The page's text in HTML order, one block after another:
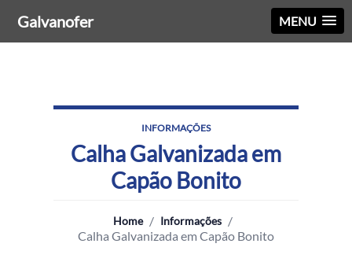
Galvanofer MENU
INFORMAÇÕES
Calha Galvanizada em
Capão Bonito
Home / Informações /
Calha Galvanizada em Capão Bonito